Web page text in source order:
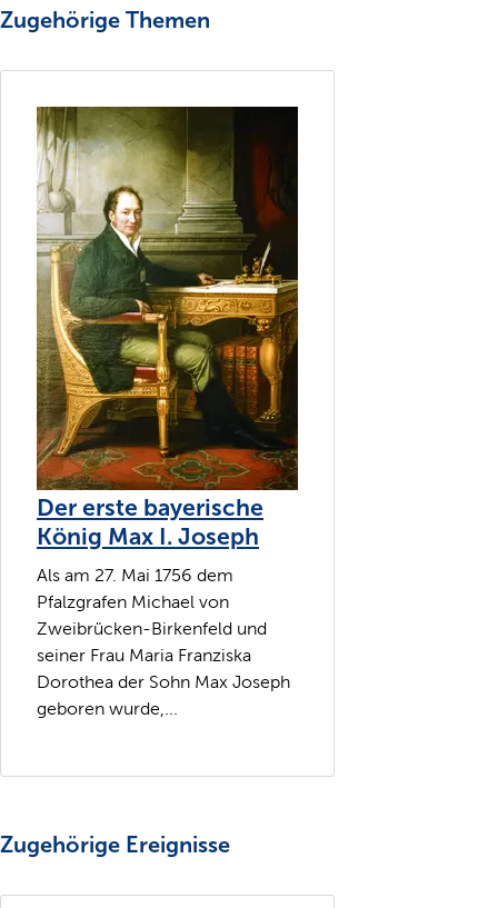
Zugehörige Themen
Der erste bayerische
König Max I. Joseph
Als am 27. Mai 1756 dem
Pfalzgrafen Michael von
Zweibrücken-Birkenfeld und
seiner Frau Maria Franziska
Dorothea der Sohn Max Joseph
geboren wurde,...
Zugehörige Ereignisse